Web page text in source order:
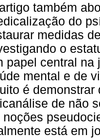
também
do
medidas
o
papel central na
mental e de
é
de não
noções
está em